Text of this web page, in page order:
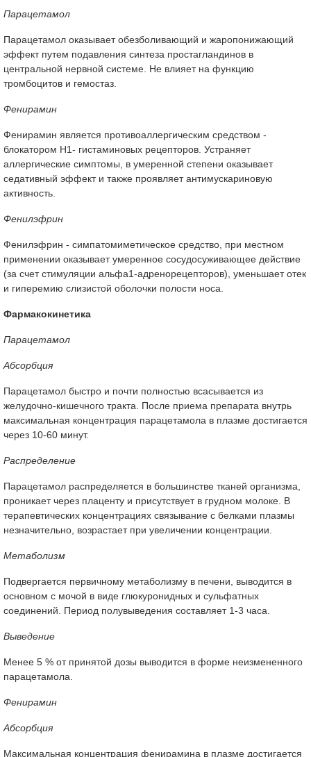
Парацетамол
Парацетамол оказывает обезболивающий и жаропонижающий
эффект путем подавления синтеза простагландинов в
центральной нервной системе. Не влияет на функцию
тромбоцитов и гемостаз.
Фенирамин
Фенирамин является противоаллергическим средством -
блокатором Н1- гистаминовых рецепторов. Устраняет
аллергические симптомы, в умеренной степени оказывает
седативный эффект и также проявляет антимускариновую
активность.
Фенилэфрин
Фенилэфрин - симпатомиметическое средство, при местном
применении оказывает умеренное сосудосуживающее действие
(за счет стимуляции альфа1-адренорецепторов), уменьшает отек
и гиперемию слизистой оболочки полости носа.
Фармакокинетика
Парацетамол
Абсорбция
Парацетамол быстро и почти полностью всасывается из
желудочно-кишечного тракта. После приема препарата внутрь
максимальная концентрация парацетамола в плазме достигается
через 10-60 минут.
Распределение
Парацетамол распределяется в большинстве тканей организма,
проникает через плаценту и присутствует в грудном молоке. В
терапевтических концентрациях связывание с белками плазмы
незначительно, возрастает при увеличении концентрации.
Метаболизм
Подвергается первичному метаболизму в печени, выводится в
основном с мочой в виде глюкуронидных и сульфатных
соединений. Период полувыведения составляет 1-3 часа.
Выведение
Менее 5 % от принятой дозы выводится в форме неизмененного
парацетамола.
Фенирамин
Абсорбция
Максимальная концентрация фенирамина в плазме достигается